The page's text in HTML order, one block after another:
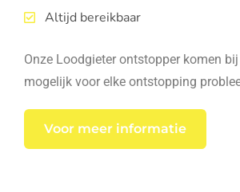
Altijd bereikbaar
Onze Loodgieter ontstopper komen
mogelijk voor elke ontstopping
Voor meer informatie